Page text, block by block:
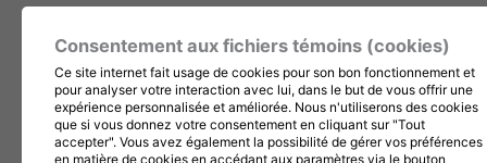
Consentement aux fichiers témoins (cookies)
Ce site internet fait usage de cookies pour son bon fonctionnement et
pour analyser votre interaction avec lui, dans le but de vous offrir une
expérience personnalisée et améliorée. Nous n'utiliserons des cookies
que si vous donnez votre consentement en cliquant sur "Tout
accepter". Vous avez également la possibilité de gérer vos préférences
en matière de cookies en accédant aux paramètres via le bouton